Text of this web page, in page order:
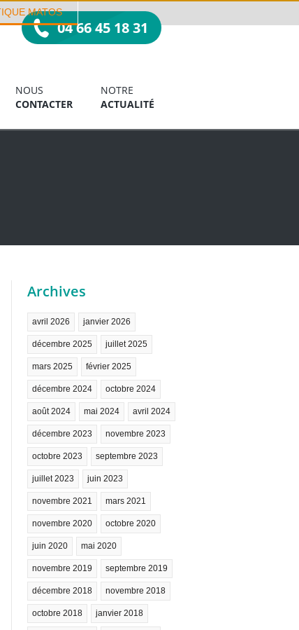
MATOS
NOUS
CONTACTER
NOTRE
ACTUALITÉ
04 66 45 18 31
Archives
avril 2026 janvier 2026
décembre 2025 juillet 2025
mars 2025 février 2025
décembre 2024 octobre 2024
août 2024 mai 2024 avril 2024
décembre 2023 novembre 2023
octobre 2023 septembre 2023
juillet 2023 juin 2023
novembre 2021 mars 2021
novembre 2020 octobre 2020
juin 2020 mai 2020
novembre 2019 septembre 2019
décembre 2018 novembre 2018
octobre 2018 janvier 2018